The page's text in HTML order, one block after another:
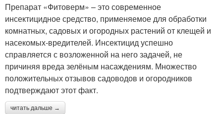
Препарат «Фитоверм» – это современное
инсектицидное средство, применяемое для обработки
комнатных, садовых и огородных растений от клещей и
насекомых-вредителей. Инсектицид успешно
справляется с возложенной на него задачей, не
причиняя вреда зелёным насаждениям. Множество
положительных отзывов садоводов и огородников
подтверждают этот факт.
читать дальше →